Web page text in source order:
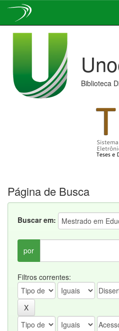
Biblioteca
Página de Busca
Buscar em:
por
Filtros correntes: